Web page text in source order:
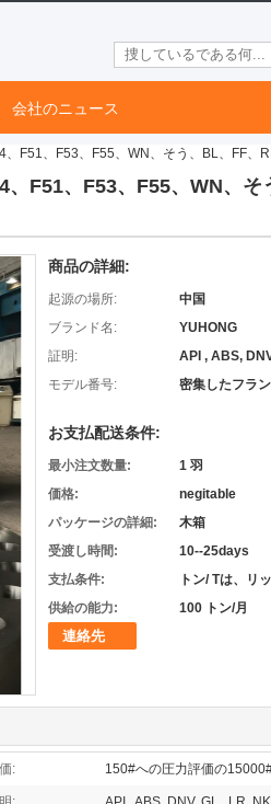
会社のニュース
F51、F53、F55、WN、そう、BL、FF、
F51、F53、F55、WN、そ
商品の詳細:
起源の場所:
中国
ブランド名:
YUHONG
証明:
API , ABS,
モデル番号:
密集したフラ
お支払配送条件:
最小注文数量:
1 羽
価格:
negitable
パッケージの詳細:
木箱
受渡し時間:
10--25days
支払条件:
トン/ Tは、リ
供給の能力:
100 トン/月
連絡先
: 150#への圧力評価の